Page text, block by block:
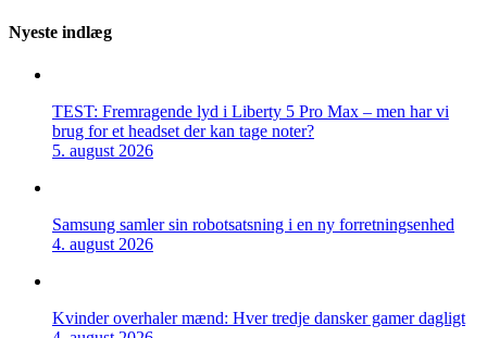
Nyeste indlæg
TEST: Fremragende lyd i Liberty 5 Pro Max – men har vi
brug for et headset der kan tage noter?
5. august 2026
Samsung samler sin robotsatsning i en ny forretningsenhed
4. august 2026
Kvinder overhaler mænd: Hver tredje dansker gamer dagligt